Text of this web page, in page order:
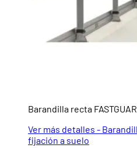
Barandilla recta
Ver más detalles -
fijación a suelo